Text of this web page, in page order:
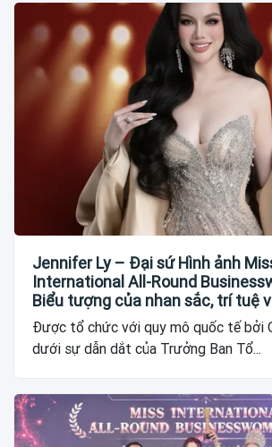
Jennifer Ly – Đại sứ Hình ảnh
International All-Round
Biểu tượng của nhan sắc, trí tuệ
Được tổ chức với quy mô quốc tế bởi
dưới sự dẫn dắt của Trưởng Ban Tổ...